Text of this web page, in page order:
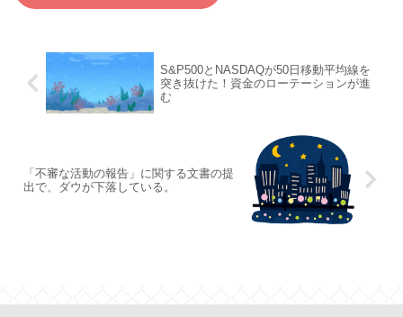
S&P500とNASDAQが50日移動平均線を
突き抜けた！資金のローテーションが進
む
「不審な活動の報告」に関する文書の提
出で、ダウが下落している。